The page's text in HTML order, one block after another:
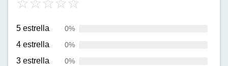
5 estrella 0%
4 estrella 0%
3 estrella 0%